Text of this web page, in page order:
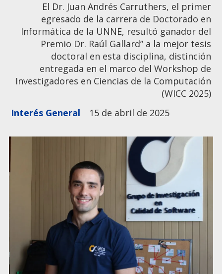
El Dr. Juan Andrés Carruthers, el primer
egresado de la carrera de Doctorado en
Informática de la UNNE, resultó ganador del
Premio Dr. Raúl Gallard” a la mejor tesis
doctoral en esta disciplina, distinción
entregada en el marco del Workshop de
Investigadores en Ciencias de la Computación
(WICC 2025)
Interés General
15 de abril de 2025